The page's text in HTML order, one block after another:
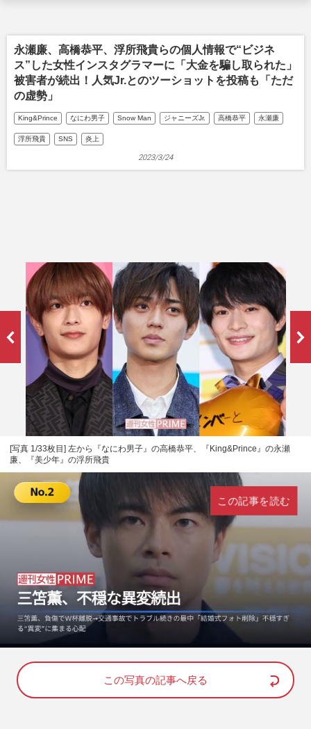
永瀬廉、高橋恭平、浮所飛貴らの個人情報で“ビジネ
ス”した女性インスタグラマーに「大金を騙し取られた」
被害者が続出！人気Jr.とのツーショットを投稿も「ただ
の虚勢」
King&Prince なにわ男子 Snow Man ジャニーズJr. 高橋恭平 永瀬廉
浮所飛貴 SNS 炎上
2023/3/24
[写真 1/33枚目] 左から『なにわ男子』の高橋恭平、『King&Prince』の永瀬
廉、『美少年』の浮所飛貴
n
u
o
d
d
:
この記事を読む
この写真の記事へ戻る